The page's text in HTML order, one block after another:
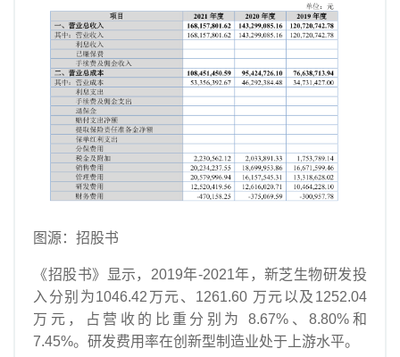
图源：招股书
《招股书》显示，2019年-2021年，新芝生物研发投
入分别为1046.42万元、1261.60 万元以及1252.04
万元，占营收的比重分别为 8.67%、8.80%和
7.45%。研发费用率在创新型制造业处于上游水平。